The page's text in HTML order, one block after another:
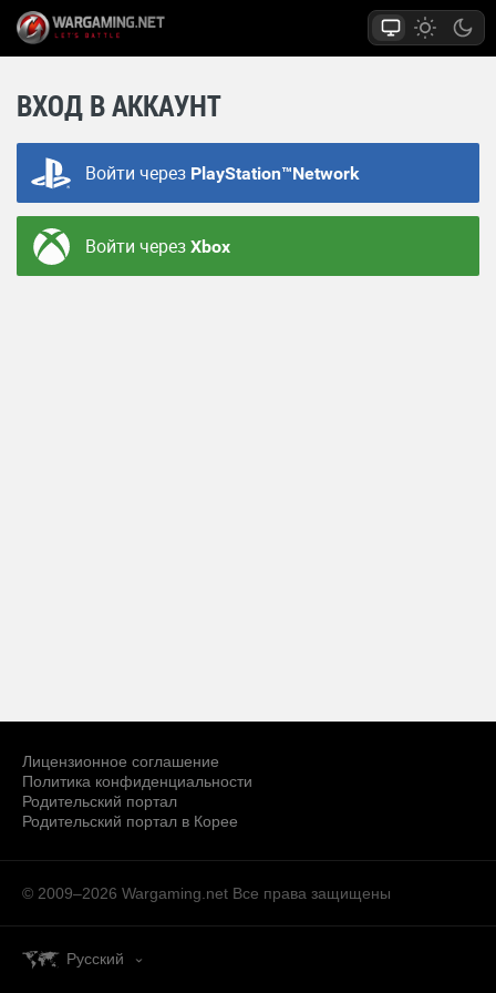
ВХОД В АККАУНТ
Войти через PlayStation™Network
Войти черезXbox
Лицензионное соглашение
Политика конфиденциальности
Родительский портал
Родительский портал в Корее
© 2009–2026 Wargaming.net Все права защищены
Русский